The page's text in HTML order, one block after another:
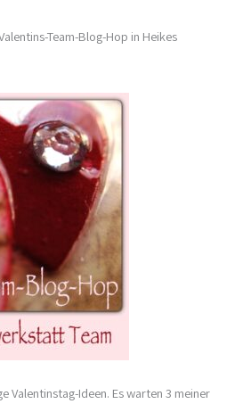
Team-Blog-Hop in Heikes
Valentinstag-Ideen. Es warten 3 meiner